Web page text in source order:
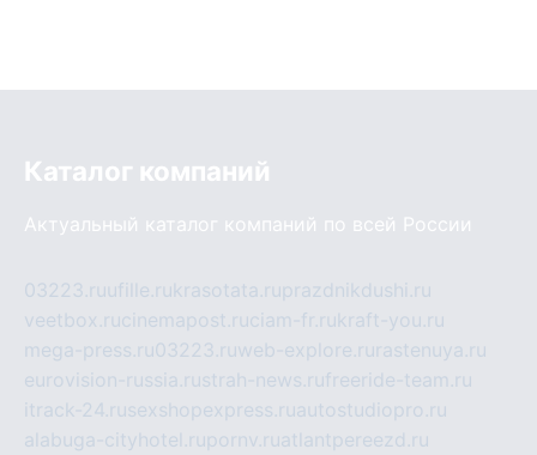
Каталог компаний
Актуальный каталог компаний по всей России
03223.ruufille.rukrasotata.ruprazdnikdushi.ru
veetbox.rucinemapost.ruciam-fr.rukraft-you.ru
mega-press.ru03223.ruweb-explore.ru rastenuya.ru
eurovision-russia.rustrah-news.rufreeride-team.ru
itrack-24.rusexshopexpress.ruautostudiopro.ru
alabuga-cityhotel.rupornv.ruatlantpereezd.ru